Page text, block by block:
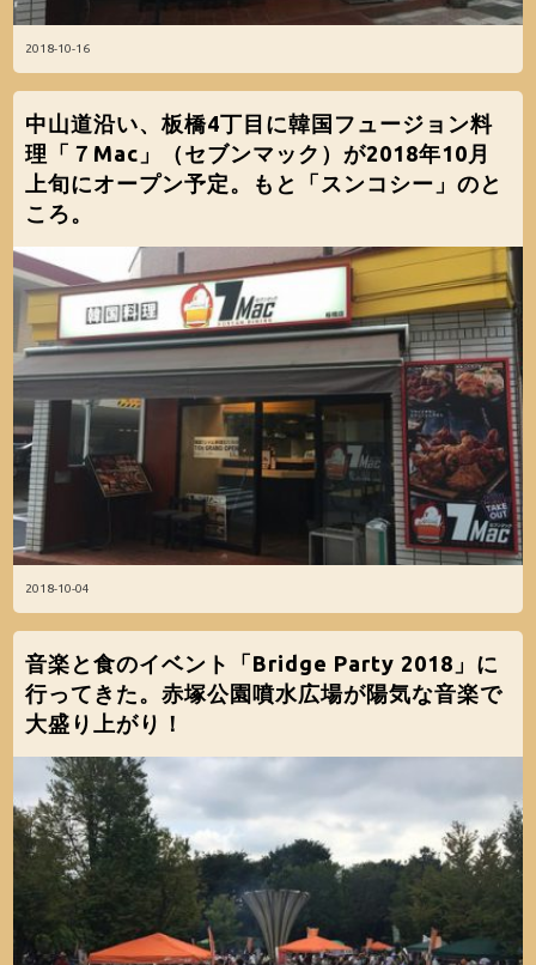
2018-10-16
2018-10-04
中山道沿い、板橋4丁目に韓国フュージョン料
理「７Mac」（セブンマック）が2018年10月
上旬にオープン予定。もと「スンコシー」のと
ころ。
音楽と食のイベント「Bridge Party 2018」に
行ってきた。赤塚公園噴水広場が陽気な音楽で
大盛り上がり！